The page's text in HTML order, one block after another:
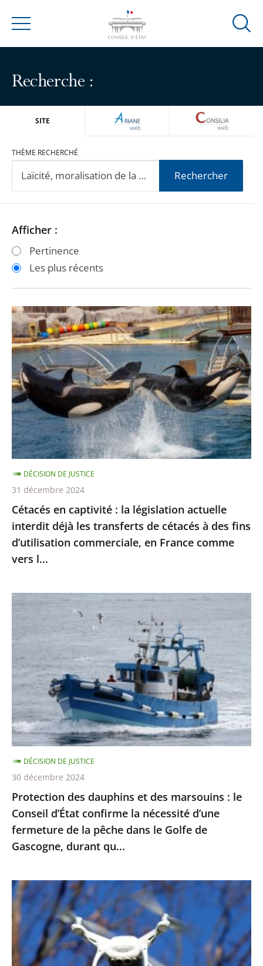
Menu
Ouvrir
Recherche :
SITE ARIANEWEB
THÈME RECHERCHÉ
Rechercher
Passer
les
filtres
après
Passer
les
filtres
avant
Afficher :
Pertinence
Les plus récents
Cétacés
en
captivité
la
législation
actuelle
interdit
déjà
les
transferts
de
cétacés
à
des
fins
commerciale,
en
comme
vers
l...
Cétacés en captivité : la législation actuelle
interdit déjà les transferts de cétacés à des fins
d’utilisation commerciale, en France comme
vers l...
DÉCISION DE JUSTICE
31 décembre 2024
Protection
des
dauphins
des
marsouins
le
Conseil
d’État
confirme
la
nécessité
d’une
fermeture
de
pêche
dans
le
Golfe
de
Gascogne,
Protection des dauphins et des marsouins : le
Conseil d’État confirme la nécessité d’une
fermeture de la pêche dans le Golfe de
Gascogne, durant qu...
DÉCISION DE JUSTICE
30 décembre 2024
Exploitation
des
images
enregistrées
par